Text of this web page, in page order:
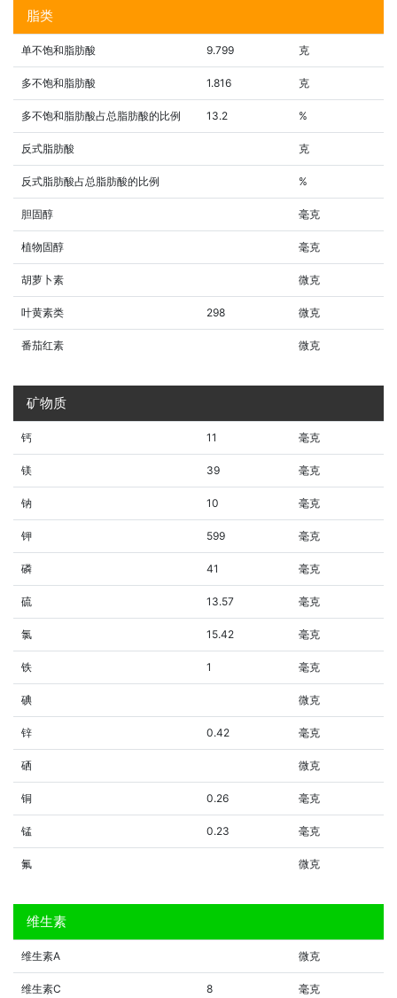
脂类
单不饱和脂肪酸 9.799 克
多不饱和脂肪酸 1.816 克
多不饱和脂肪酸占总脂肪酸的比例 13.2 %
反式脂肪酸 克
反式脂肪酸占总脂肪酸的比例 %
胆固醇 毫克
植物固醇 毫克
胡萝卜素 微克
叶黄素类 298 微克
番茄红素 微克
矿物质
钙 11 毫克
镁 39 毫克
钠 10 毫克
钾 599 毫克
磷 41 毫克
硫 13.57 毫克
氯 15.42 毫克
铁 1 毫克
碘 微克
锌 0.42 毫克
硒 微克
铜 0.26 毫克
锰 0.23 毫克
氟 微克
维生素
维生素A 微克
维生素C 8 毫克